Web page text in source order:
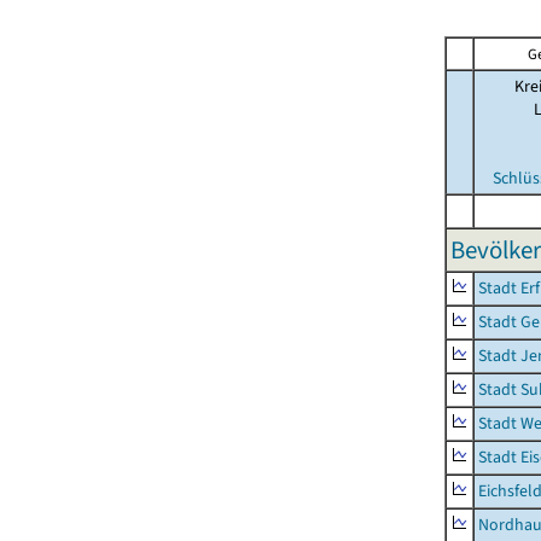
Stadt
Stadt
Stadt
Stadt
Stadt
Stadt
Eichsfeld